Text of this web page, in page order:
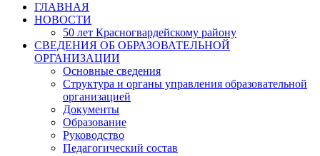
ГЛАВНАЯ
НОВОСТИ
50 лет Красногвардейскому району
СВЕДЕНИЯ ОБ ОБРАЗОВАТЕЛЬНОЙ
ОРГАНИЗАЦИИ
Основные сведения
Структура и органы управления образовательной
организацией
Документы
Образование
Руководство
Педагогический состав